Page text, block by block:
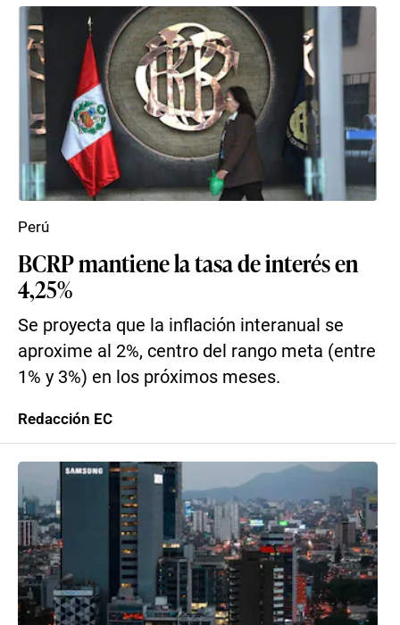
BCRP mantiene la tasa de interés en
4,25%
Se proyecta que la inflación interanual se
aproxime al 2%, centro del rango meta (entre
1% y 3%) en los próximos meses.
Perú
Redacción EC